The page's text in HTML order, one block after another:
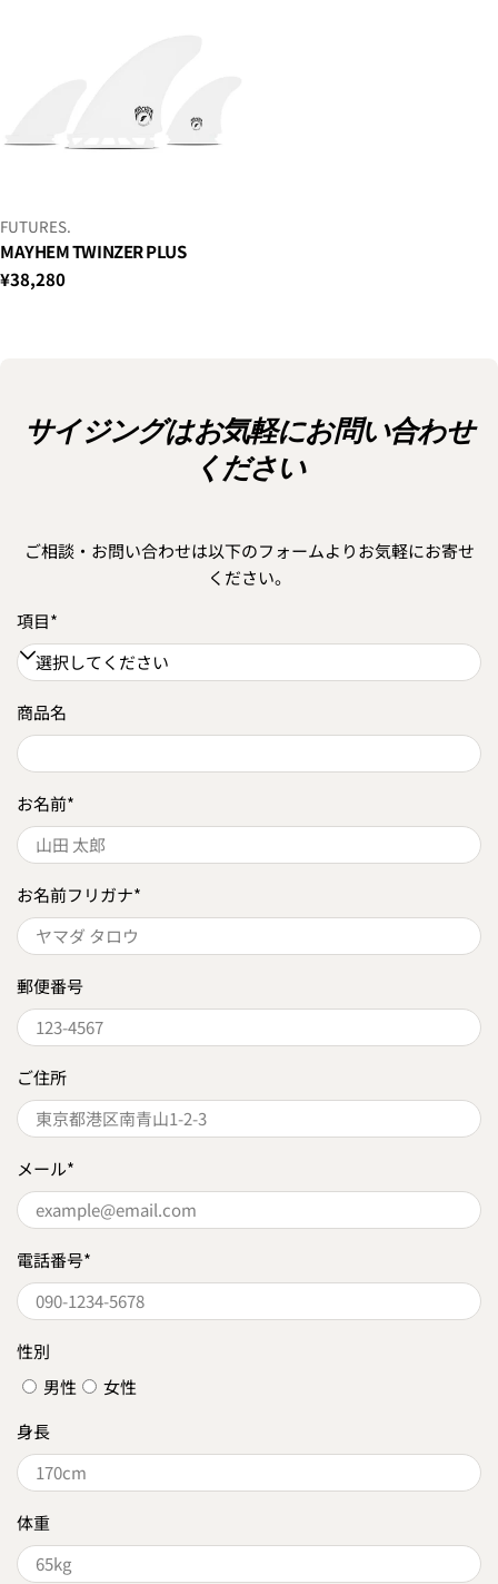
ベ
ン
ダ
FUTURES.
MAYHEM TWINZER PLUS
通
¥38,280
サイジングはお気軽にお問い合わせ
ください
ご相談・お問い合わせは以下のフォームよりお気軽にお寄せ
ください。
項目*
商品名
お名前*
お名前フリガナ*
郵便番号
ご住所
メール*
電話番号*
性別
男性
女性
身長
体重